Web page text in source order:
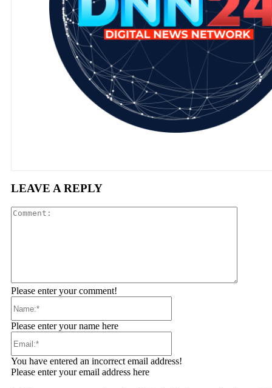
LEAVE A REPLY
Please enter your comment!
Please enter your name here
You have entered an incorrect email address!
Please enter your email address here